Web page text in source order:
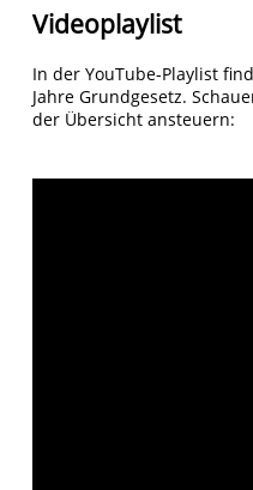
Videoplaylist
In der YouTube-Playlist
Jahre Grundgesetz.
der Übersicht ansteuern: